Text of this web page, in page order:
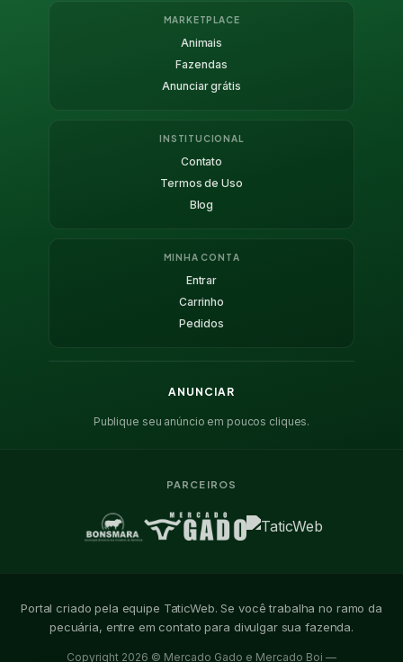
MARKETPLACE
Animais
Fazendas
Anunciar grátis
INSTITUCIONAL
Contato
Termos de Uso
Blog
MINHA CONTA
Entrar
Carrinho
Pedidos
ANUNCIAR
Publique seu anúncio em poucos cliques.
PARCEIROS
Portal criado pela equipe TaticWeb. Se você trabalha no ramo da
pecuária, entre em contato para divulgar sua fazenda.
Copyright 2026 © Mercado Gado e Mercado Boi —